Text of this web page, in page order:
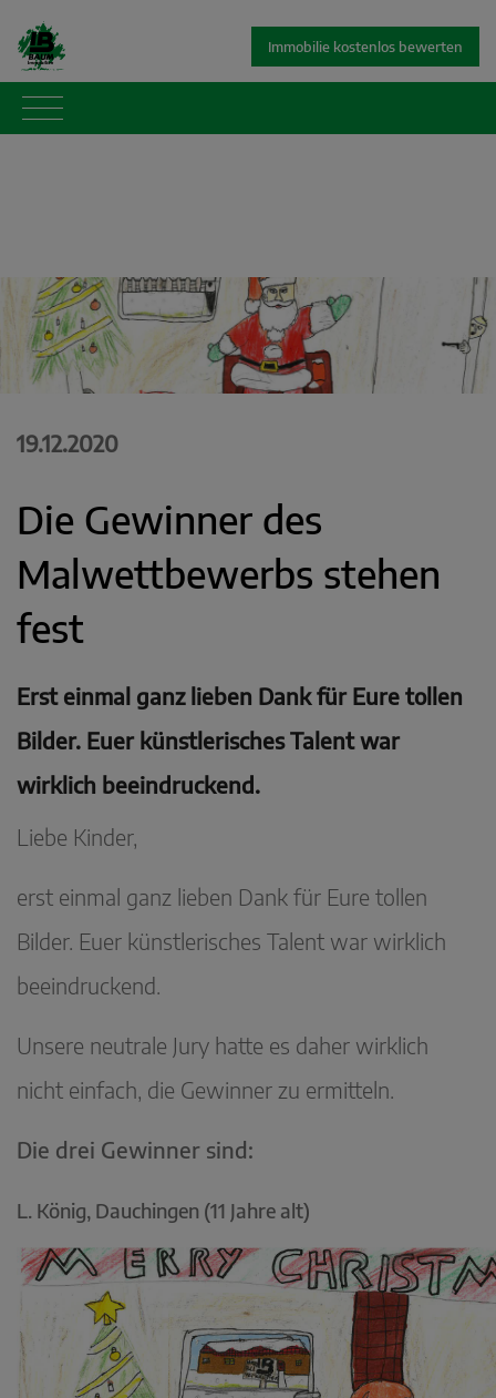
Immobilie kostenlos bewerten
19.12.2020
Die Gewinner des
Malwettbewerbs stehen
fest
Erst einmal ganz lieben Dank für Eure tollen
Bilder. Euer künstlerisches Talent war
wirklich beeindruckend.
Liebe Kinder,
erst einmal ganz lieben Dank für Eure tollen
Bilder. Euer künstlerisches Talent war wirklich
beeindruckend.
Unsere neutrale Jury hatte es daher wirklich
nicht einfach, die Gewinner zu ermitteln.
Die drei Gewinner sind:
L. König, Dauchingen (11 Jahre alt)